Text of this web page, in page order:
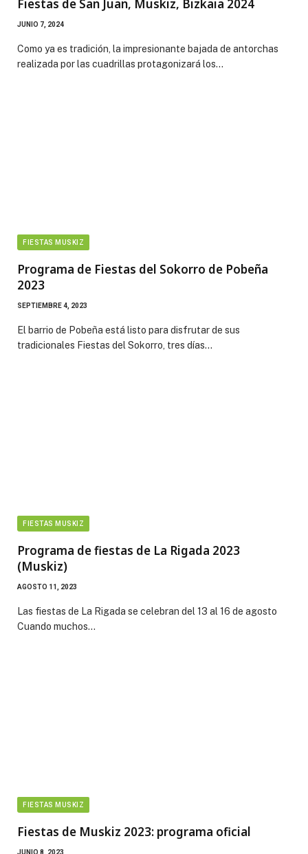
Fiestas de San Juan, Muskiz, Bizkaia 2024
JUNIO 7, 2024
Como ya es tradición, la impresionante bajada de antorchas
realizada por las cuadrillas protagonizará los…
FIESTAS MUSKIZ
Programa de Fiestas del Sokorro de Pobeña
2023
SEPTIEMBRE 4, 2023
El barrio de Pobeña está listo para disfrutar de sus
tradicionales Fiestas del Sokorro, tres días…
FIESTAS MUSKIZ
Programa de fiestas de La Rigada 2023
(Muskiz)
AGOSTO 11, 2023
Las fiestas de La Rigada se celebran del 13 al 16 de agosto
Cuando muchos…
FIESTAS MUSKIZ
Fiestas de Muskiz 2023: programa oficial
JUNIO 8, 2023